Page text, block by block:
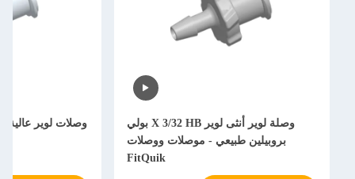
وصلة لوير أنثى لوير X 3/32 HB بولي
بروبيلين طبيعي - موصلات ووصلات
FitQuik
وصلات لوير عالية